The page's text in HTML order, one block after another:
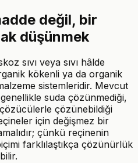
değil, bir
düşünmek
sıvı veya sıvı hâlde
kökenli ya da organik
sistemleridir. Mevcut
suda çözünmediği,
çözünebildiği
için değişmez bir
çünkü reçinenin
farklılaştıkça çözünürlük